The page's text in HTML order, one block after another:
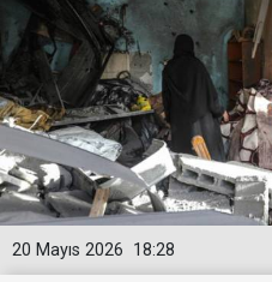
18:28
20 Mayıs 2026